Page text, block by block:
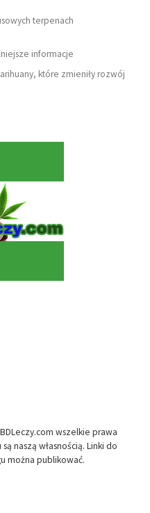
terpenach
informacje
które zmieniły rozwój
wszelkie prawa
naszą własnością. Linki do
można publikować.